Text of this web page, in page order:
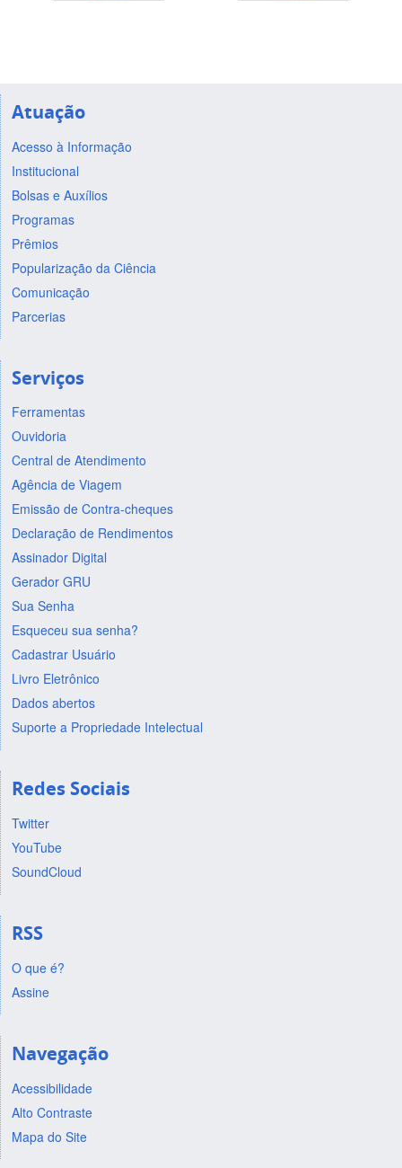
Atuação
Acesso à Informação
Institucional
Bolsas e Auxílios
Programas
Prêmios
Popularização da Ciência
Comunicação
Parcerias
Serviços
Ferramentas
Ouvidoria
Central de Atendimento
Agência de Viagem
Emissão de Contra-cheques
Declaração de Rendimentos
Assinador Digital
Gerador GRU
Sua Senha
Esqueceu sua senha?
Cadastrar Usuário
Livro Eletrônico
Dados abertos
Suporte a Propriedade Intelectual
Redes Sociais
Twitter
YouTube
SoundCloud
RSS
O que é?
Assine
Navegação
Acessibilidade
Alto Contraste
Mapa do Site